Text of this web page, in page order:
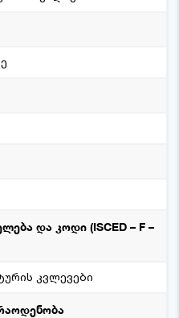
და კოდი (ISCED – F –
კვლევები